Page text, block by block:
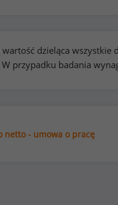
dzieląca
przypadku badania
netto - umowa o pracę